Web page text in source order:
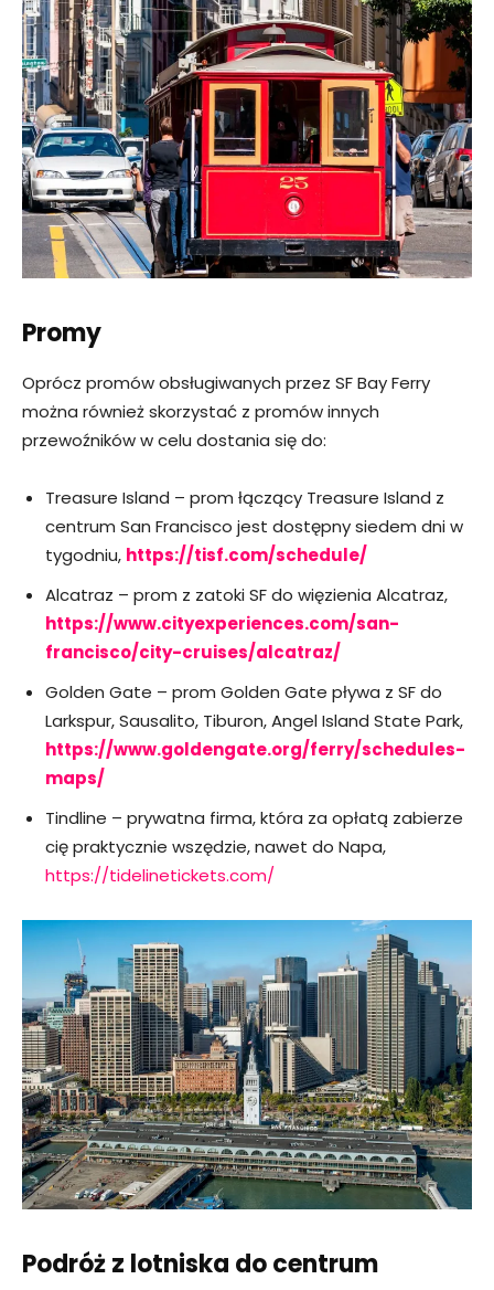
Promy
Oprócz promów obsługiwanych przez SF Bay Ferry
można również skorzystać z promów innych
przewoźników w celu dostania się do:
Treasure Island – prom łączący Treasure Island z
centrum San Francisco jest dostępny siedem dni w
tygodniu, https://tisf.com/schedule/
Alcatraz – prom z zatoki SF do więzienia Alcatraz,
https://www.cityexperiences.com/san-
francisco/city-cruises/alcatraz/
Golden Gate – prom Golden Gate pływa z SF do
Larkspur, Sausalito, Tiburon, Angel Island State Park,
https://www.goldengate.org/ferry/schedules-
maps/
Tindline – prywatna firma, która za opłatą zabierze
cię praktycznie wszędzie, nawet do Napa,
https://tidelinetickets.com/
Podróż z lotniska do centrum